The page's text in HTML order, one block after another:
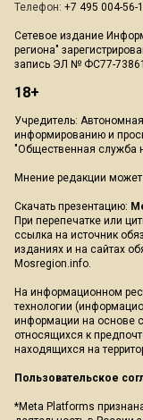
Телефон: +7 495 004-56-
Сетевое издание
региона"
запись ЭЛ № ФС77-
18+
Учредитель:
информированию и
"Общественная служба
Мнение редакции
Скачать презентацию:
При перепечатке или
ссылка на источник
изданиях и на сайтах
Mosregion.info.
На информационном
технологии
информации на основе
относящихся к
находящихся на
Пользовательское
*Meta Platforms